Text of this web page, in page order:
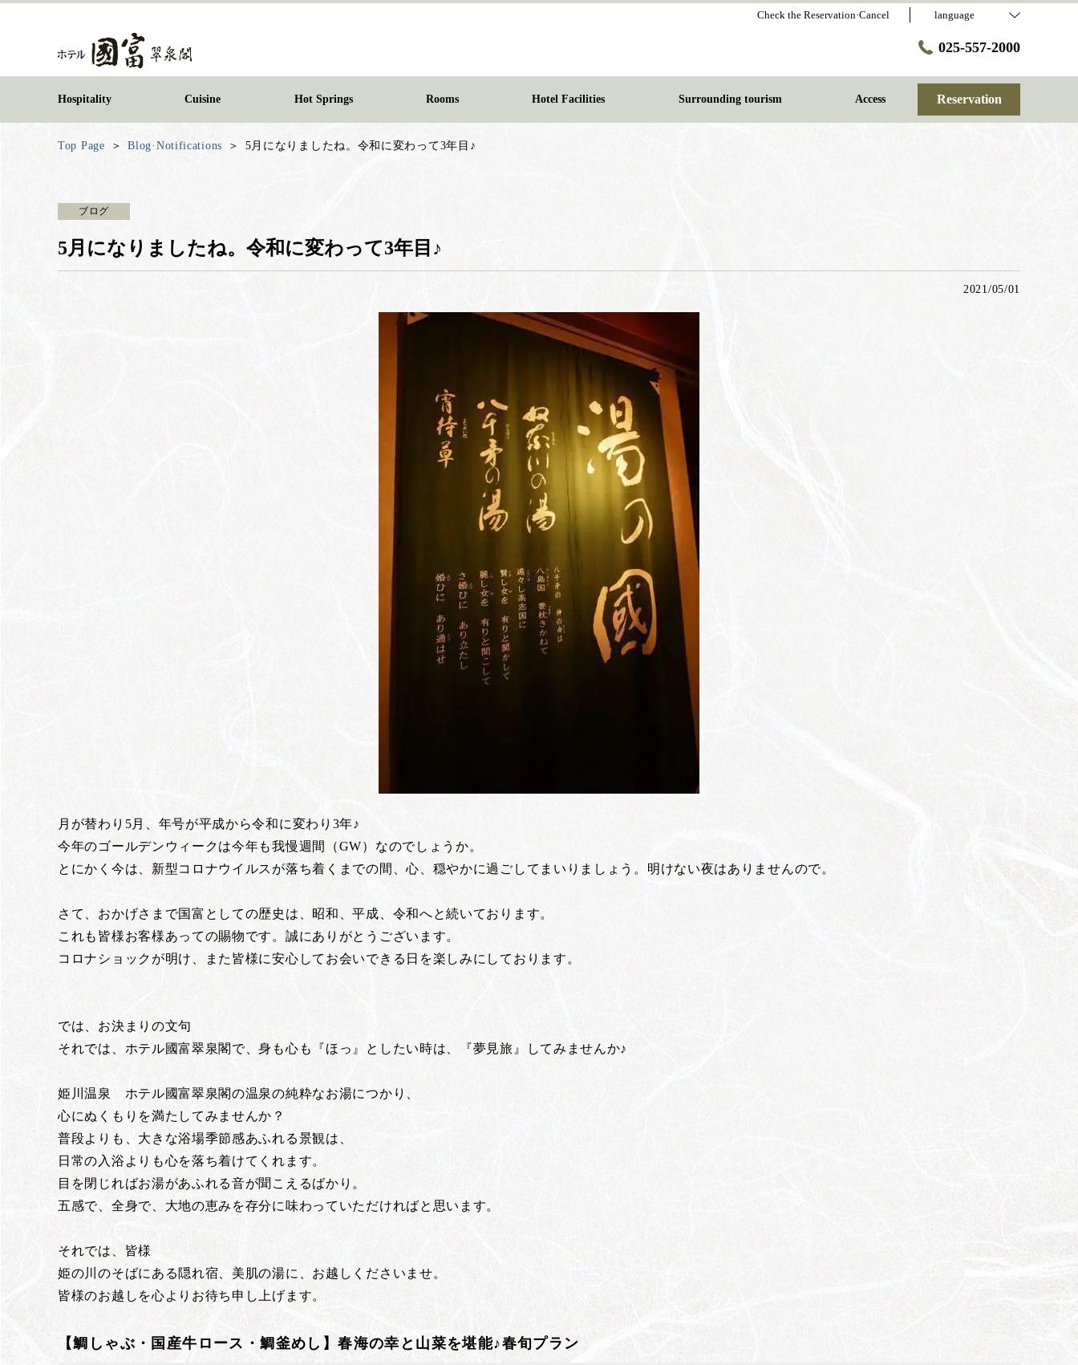
Check the Reservation·Cancel language
025-557-2000
Hospitality Cuisine Hot Springs Rooms Hotel Facilities Surrounding tourism Access Reservation
Top Page Blog·Notifications 5月になりましたね。令和に変わって3年目♪
ブログ
5月になりましたね。令和に変わって3年目♪
2021/05/01
月が替わり5月、年号が平成から令和に変わり3年♪
今年のゴールデンウィークは今年も我慢週間（GW）なのでしょうか。
とにかく今は、新型コロナウイルスが落ち着くまでの間、心、穏やかに過ごしてまいりましょう。明けない夜はありませんので。
さて、おかげさまで国富としての歴史は、昭和、平成、令和へと続いております。
これも皆様お客様あっての賜物です。誠にありがとうございます。
コロナショックが明け、また皆様に安心してお会いできる日を楽しみにしております。
では、お決まりの文句
それでは、ホテル國富翠泉閣で、身も心も『ほっ』としたい時は、『夢見旅』してみませんか♪
姫川温泉 ホテル國富翠泉閣の温泉の純粋なお湯につかり、
心にぬくもりを満たしてみませんか？
普段よりも、大きな浴場季節感あふれる景観は、
日常の入浴よりも心を落ち着けてくれます。
目を閉じればお湯があふれる音が聞こえるばかり。
五感で、全身で、大地の恵みを存分に味わっていただければと思います。
それでは、皆様
姫の川のそばにある隠れ宿、美肌の湯に、お越しくださいませ。
皆様のお越しを心よりお待ち申し上げます。
【鯛しゃぶ・国産牛ロース・鯛釜めし】春海の幸と山菜を堪能♪春旬プラン